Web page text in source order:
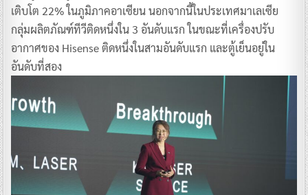
เติบโต 22% ในภูมิภาคอาเซียน นอกจากนี้ในประเทศมาเลเซีย
กลุ่มผลิตภัณฑ์ทีวีติดหนึ่งใน 3 อันดับแรก ในขณะที่เครื่องปรับ
อากาศของ Hisense ติดหนึ่งในสามอันดับแรก และตู้เย็นอยู่ใน
อันดับที่สอง